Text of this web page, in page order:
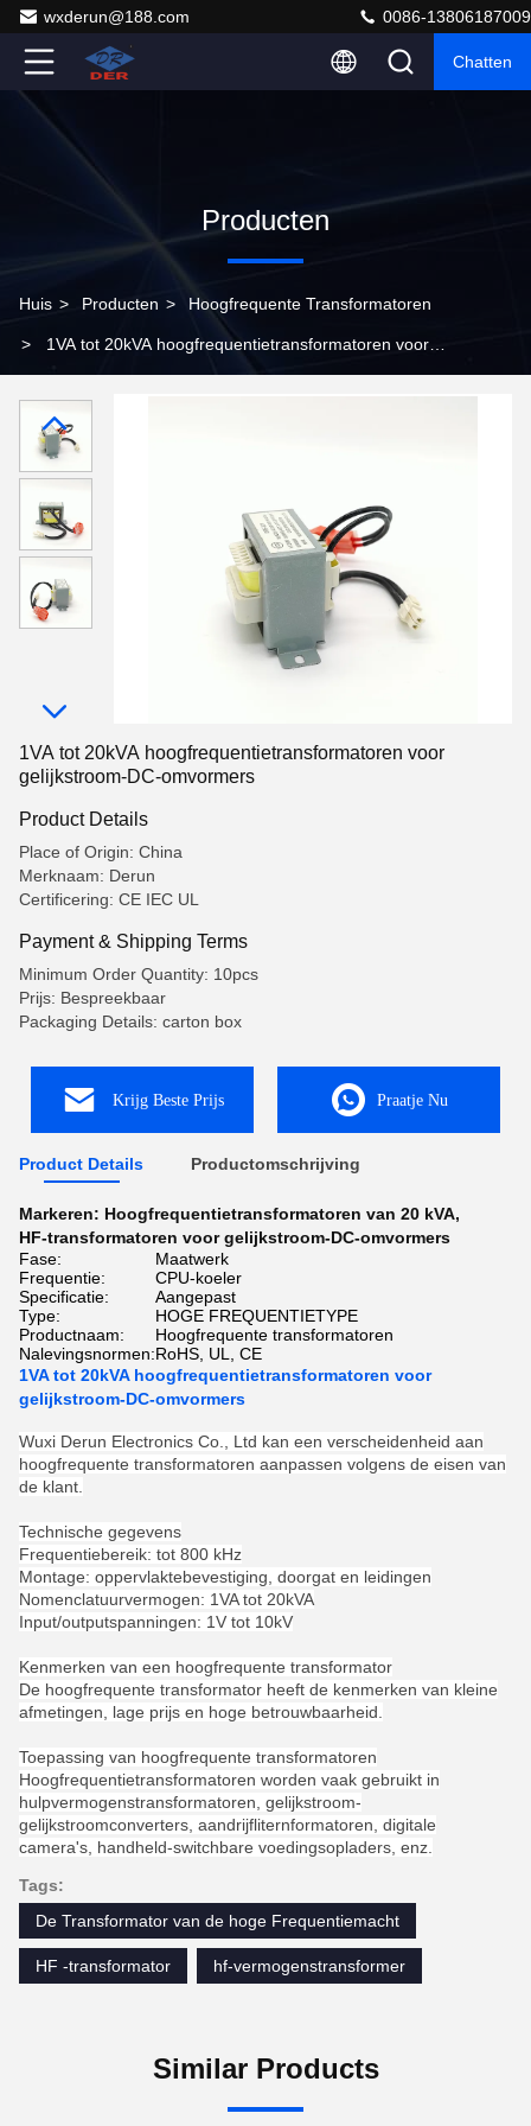
wxderun@188.com 0086-13806187009
Chatten
Producten
Huis > Producten > Hoogfrequente Transformatoren
> 1VA tot 20kVA hoogfrequentietransformatoren voor
1VA tot 20kVA hoogfrequentietransformatoren voor
gelijkstroom-DC-omvormers
Product Details
Place of Origin: China
Merknaam: Derun
Certificering: CE IEC UL
Payment & Shipping Terms
Minimum Order Quantity: 10pcs
Prijs: Bespreekbaar
Packaging Details: carton box
Krijg Beste Prijs Praatje Nu
Product Details Productomschrijving
Markeren: Hoogfrequentietransformatoren van 20 kVA,
HF-transformatoren voor gelijkstroom-DC-omvormers
Fase:
Maatwerk
Frequentie:
CPU-koeler
Specificatie:
Aangepast
Type:
HOGE FREQUENTIETYPE
Productnaam:
Hoogfrequente transformatoren
Nalevingsnormen:RoHS, UL, CE
1VA tot 20kVA hoogfrequentietransformatoren voor
gelijkstroom-DC-omvormers
Wuxi Derun Electronics Co., Ltd kan een verscheidenheid aan
hoogfrequente transformatoren aanpassen volgens de eisen van
de klant.
Technische gegevens
Frequentiebereik: tot 800 kHz
Montage: oppervlaktebevestiging, doorgat en leidingen
Nomenclatuurvermogen: 1VA tot 20kVA
Input/outputspanningen: 1V tot 10kV
Kenmerken van een hoogfrequente transformator
De hoogfrequente transformator heeft de kenmerken van kleine
afmetingen, lage prijs en hoge betrouwbaarheid.
Toepassing van hoogfrequente transformatoren
Hoogfrequentietransformatoren worden vaak gebruikt in
hulpvermogenstransformatoren, gelijkstroom-
gelijkstroomconverters, aandrijfliternformatoren, digitale
camera's, handheld-switchbare voedingsopladers, enz.
Tags:
De Transformator van de hoge Frequentiemacht
HF -transformator hf-vermogenstransformer
Similar Products